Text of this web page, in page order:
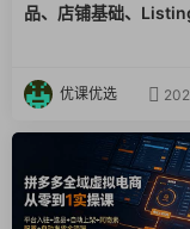
├─【第3期】秋冬季
│ 1.秋冬季选品规划
│ 2.秋冬款标品爆款
品、店铺基础、
FBA备货、后台操作
优课优选